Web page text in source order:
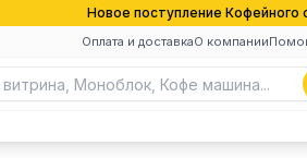
Новое поступление Кофейного
Оплата и доставкаО компании